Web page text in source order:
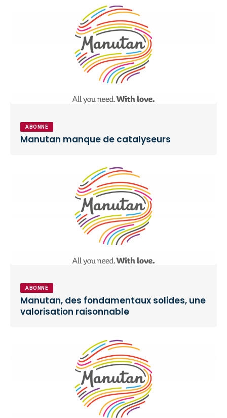
ABONNÉ
Manutan manque de catalyseurs
ABONNÉ
Manutan, des fondamentaux solides, une
valorisation raisonnable